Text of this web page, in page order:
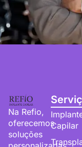
Na Refio,
oferecemos
soluções
Capilar